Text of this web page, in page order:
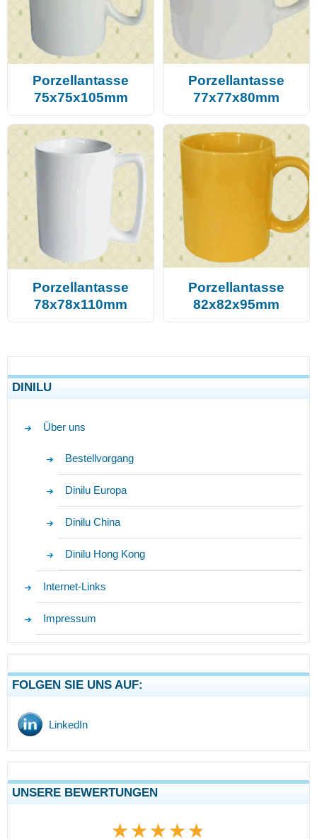
Porzellantasse
75x75x105mm
Porzellantasse
77x77x80mm
Porzellantasse
78x78x110mm
Porzellantasse
82x82x95mm
DINILU
Über uns
Bestellvorgang
Dinilu Europa
Dinilu China
Dinilu Hong Kong
Internet-Links
Impressum
FOLGEN SIE UNS AUF:
LinkedIn
UNSERE BEWERTUNGEN
★★★★★
★★★★★